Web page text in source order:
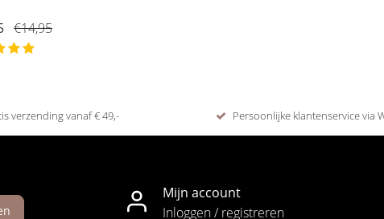
€14,95
verzending vanaf € 49,- Persoonlijke klantenservice via
Mijn account
Inloggen / registreren